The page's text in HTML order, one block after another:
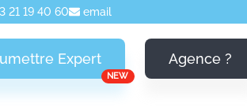
21 19 40 60 email
Expert
NEW
Agence ?